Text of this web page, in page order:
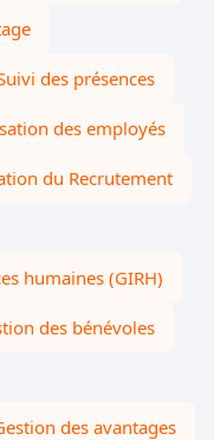
des présences
des employés
du Recrutement
humaines (GIRH)
des bénévoles
des avantages